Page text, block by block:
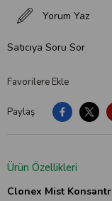
Paylaş
Favorilere Ekle
Yorum Yaz
Satıcıya Soru Sor
Ürün Özellikleri
Clonex Mist